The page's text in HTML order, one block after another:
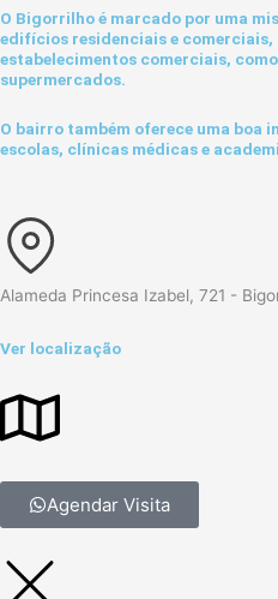
O Bigorrilho é marcado por uma
edifícios residenciais e comerciais,
estabelecimentos comerciais,
supermercados.
O bairro também oferece uma boa
escolas, clínicas médicas e
Alameda Princesa Izabel, 721 -
Ver localização
Agendar Visita